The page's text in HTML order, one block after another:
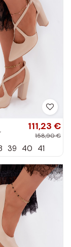
111,23 €
158,90 €
39 40 41